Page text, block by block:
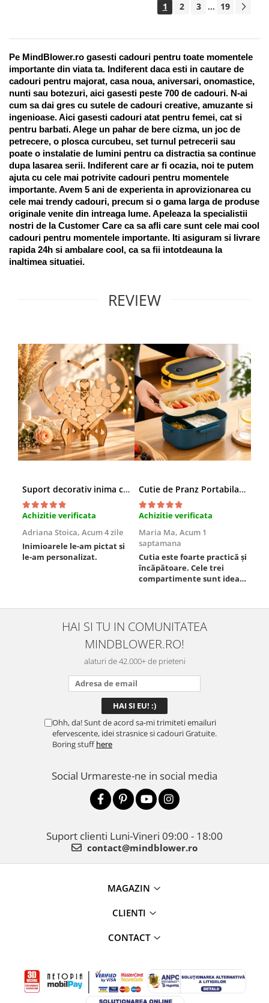
1 2 3 ... 19
Pe MindBlower.ro gasesti cadouri pentru toate momentele
importante din viata ta. Indiferent daca esti in cautare de
cadouri pentru majorat, casa noua, aniversari, onomastice,
nunti sau botezuri, aici gasesti peste 700 de cadouri. N-ai
cum sa dai gres cu sutele de cadouri creative, amuzante si
ingenioase. Aici gasesti cadouri atat pentru femei, cat si
pentru barbati. Alege un pahar de bere cizma, un joc de
petrecere, o plosca curcubeu, set turnul petrecerii sau
poate o instalatie de lumini pentru ca distractia sa continue
dupa lasarea serii. Indiferent care ar fi ocazia, noi te putem
ajuta cu cele mai potrivite cadouri pentru momentele
importante. Avem 5 ani de experienta in aprovizionarea cu
cele mai trendy cadouri, precum si o gama larga de produse
originale venite din intreaga lume. Apeleaza la specialistii
nostri de la Customer Care ca sa afli care sunt cele mai cool
cadouri pentru momentele importante. Iti asiguram si livrare
rapida 24h si ambalare cool, ca sa fii intotdeauna la
inaltimea situatiei.
REVIEW
Suport decorativ inima cu mesaje, Cadou cu suflet
Achizitie verificata
Adriana Stoica, Acum 4 zile
Inimioarele le-am pictat si
le-am personalizat.
Cutie de Pranz Portabila cu Compartimente
Achizitie verificata
Maria Ma, Acum 1
saptamana
Cutia este foarte practică și
încăpătoare. Cele trei
compartimente sunt ideale
este sigură, fără scurgeri. O
folosesc aproape zilnic la
serviciu și sunt foarte
mulțumită.
HAI SI TU IN COMUNITATEA
MINDBLOWER.RO!
alaturi de 42.000+ de prieteni
Ohh, da! Sunt de acord sa-mi trimiteti emailuri
efervescente, idei strasnice si cadouri Gratuite.
Boring stuffhere
Social Urmareste-ne in social media
Suport clienti Luni-Vineri 09:00 - 18:00
contact@mindblower.ro
MAGAZIN
CLIENTI
CONTACT